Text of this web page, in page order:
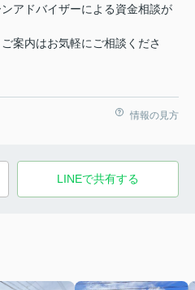
アドバイザーによる資金相談が
案内はお気軽にご相談くださ
情報の見方
LINEで共有する